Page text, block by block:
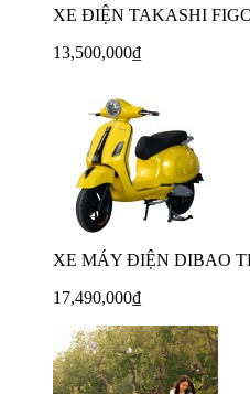
XE ĐIỆN TAKASHI
13,500,000₫
XE MÁY ĐIỆN DIBAO
17,490,000₫